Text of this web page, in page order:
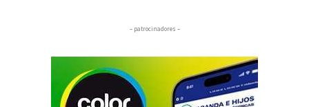
– patrocinadores –